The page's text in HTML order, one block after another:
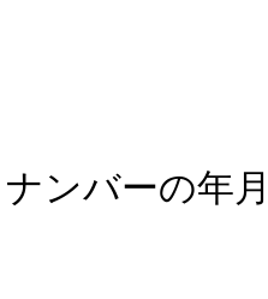
ンバーの年